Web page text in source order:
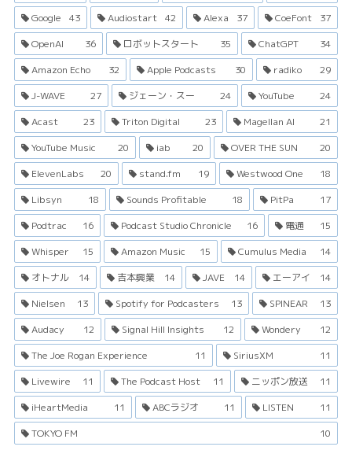
Google
43 Audiostart 42 Alexa 37 CoeFont
37
OpenAI
36 ロボットスタート 35 ChatGPT
34
Amazon Echo
32 Apple Podcasts 30 radiko
29
J-WAVE
27 ジェーン・スー 24 YouTube
24
Acast
23 Triton Digital 23 Magellan AI
21
YouTube Music
20 iab 20 OVER THE SUN
20
ElevenLabs
20 stand.fm 19 Westwood One
18
Libsyn
18 Sounds Profitable 18 PitPa
17
Podtrac
16 Podcast Studio Chronicle 16 電通
15
Whisper
15 Amazon Music 15 Cumulus Media
14
オトナル
14 吉本興業 14 JAVE 14 エーアイ
14
Nielsen
13 Spotify for Podcasters 13 SPINEAR
13
Audacy
12 Signal Hill Insights 12 Wondery
12
The Joe Rogan Experience
11 SiriusXM
11
Livewire
11 The Podcast Host 11 ニッポン放送
11
iHeartMedia
11 ABCラジオ 11 LISTEN
11
TOKYO FM
10